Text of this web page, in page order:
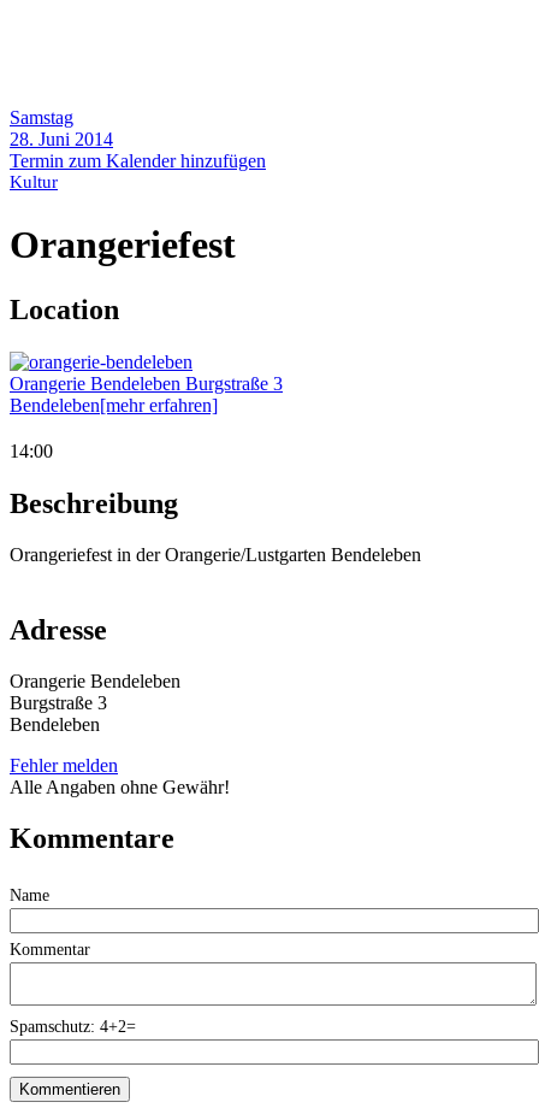
Samstag
28. Juni 2014
Termin zum Kalender hinzufügen
Kultur
Orangeriefest
Location
Orangerie Bendeleben Burgstraße 3
Bendeleben[mehr erfahren]
14:00
Beschreibung
Orangeriefest in der Orangerie/Lustgarten Bendeleben
Adresse
Orangerie Bendeleben
Burgstraße 3
Bendeleben
Fehler melden
Alle Angaben ohne Gewähr!
Kommentare
Name
Kommentar
Spamschutz: 4+2=